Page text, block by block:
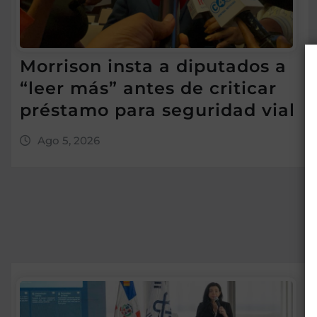
Morrison insta a diputados a
“leer más” antes de criticar
préstamo para seguridad vial
Ago 5, 2026